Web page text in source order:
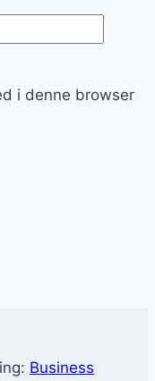
i denne browser
Business